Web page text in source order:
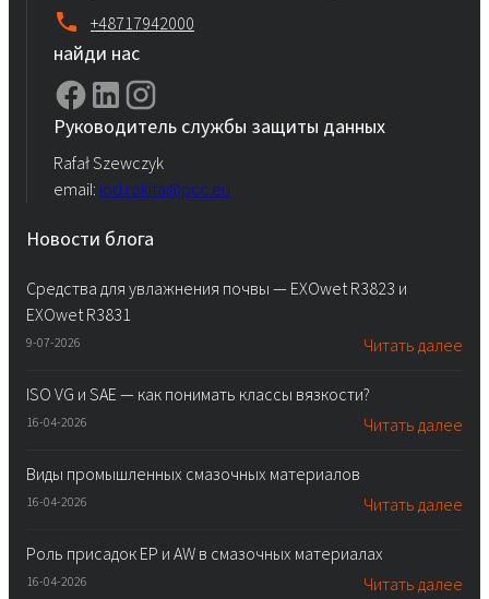
+48717942000
найди нас
Руководитель службы защиты данных
Rafał Szewczyk
email: iod.rokita@pcc.eu
Новости блога
Средства для увлажнения почвы — EXOwet R3823 и
EXOwet R3831
9-07-2026 Читать далее
ISO VG и SAE — как понимать классы вязкости?
16-04-2026 Читать далее
Виды промышленных смазочных материалов
16-04-2026 Читать далее
Роль присадок EP и AW в смазочных материалах
16-04-2026 Читать далее